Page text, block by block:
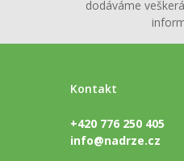
dodáváme
Kontakt
+420 776 250 405
info@nadrze.cz